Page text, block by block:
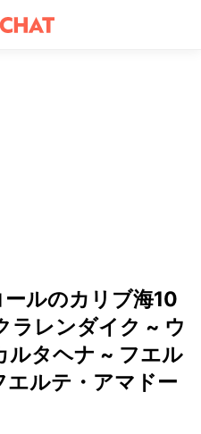
ルのカリブ海10
ラレンダイク ~ ウ
ルタヘナ ~ フエル
エルテ・アマドー